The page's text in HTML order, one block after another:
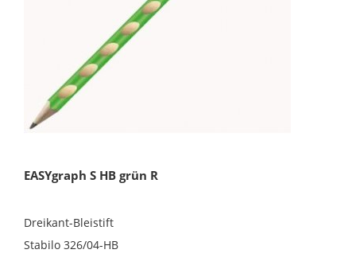
EASYgraph S HB grün R
Dreikant-Bleistift
Stabilo 326/04-HB